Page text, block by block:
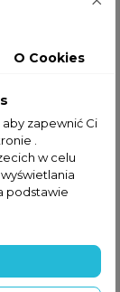
O Cookies
zapewnić Ci
.
w celu
podstawie